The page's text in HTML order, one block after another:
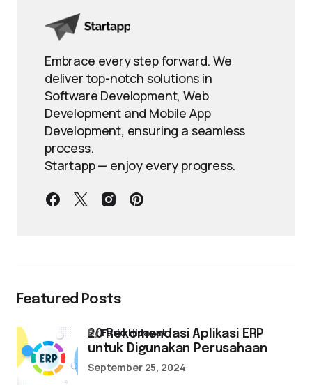
Embrace every step forward. We
deliver top-notch solutions in
Software Development, Web
Development and Mobile App
Development, ensuring a seamless
process.
Startapp — enjoy every progress.
Featured Posts
20 Rekomendasi Aplikasi ERP
untuk Digunakan Perusahaan
byFarid Hidayat
September 25, 2024